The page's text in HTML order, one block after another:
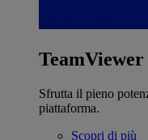
Sfrutta il pieno
piattaforma.
Scopri di più